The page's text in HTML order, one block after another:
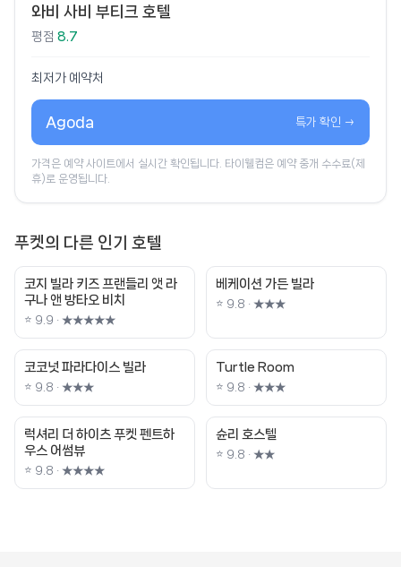
와비 사비 부티크 호텔
평점 8.7
최저가 예약처
Agoda 특가 확인 →
가격은 예약 사이트에서 실시간 확인됩니다. 타이웰컴은 예약 중개 수수료(제
휴)로 운영됩니다.
푸켓의 다른 인기 호텔
코지 빌라 키즈 프랜들리 앳 라
구나 앤 방타오 비치
⭐ 9.9 · ★★★★★
베케이션 가든 빌라
⭐ 9.8 · ★★★
코코넛 파라다이스 빌라
⭐ 9.8 · ★★★
Turtle Room
⭐ 9.8 · ★★★
럭셔리 더 하이츠 푸켓 펜트하
우스 어썸뷰
⭐ 9.8 · ★★★★
슌리 호스텔
⭐ 9.8 · ★★